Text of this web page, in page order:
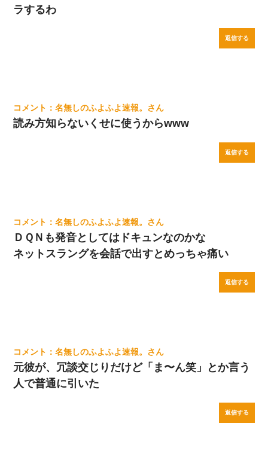
ラするわ
返信する
名無しのふよふよ速報。
読み方知らないくせに使うからwww
返信する
名無しのふよふよ速報。
ＤＱＮも発音としてはドキュンなのかな
ネットスラングを会話で出すとめっちゃ痛い
返信する
名無しのふよふよ速報。
元彼が、冗談交じりだけど「ま〜ん笑」とか言う
人で普通に引いた
返信する